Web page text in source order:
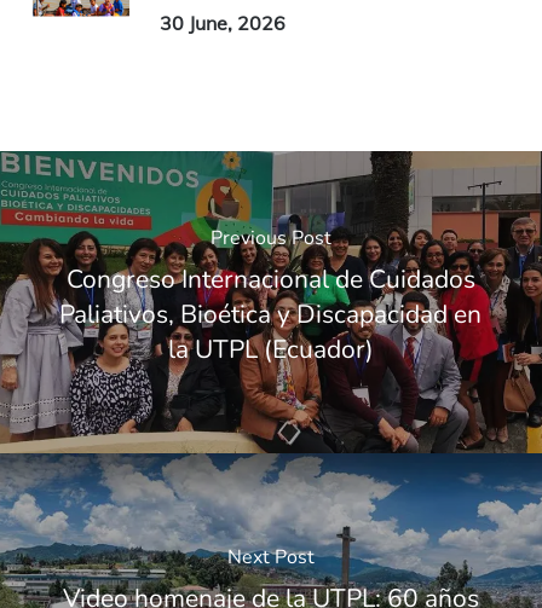
30 June, 2026
Previous Post
Congreso Internacional de Cuidados
Paliativos, Bioética y Discapacidad en
la UTPL (Ecuador)
Next Post
Video homenaje de la UTPL: 60 años